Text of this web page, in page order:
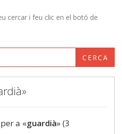
cercar i feu clic en el botó de
CERCA
a «guardià» (3